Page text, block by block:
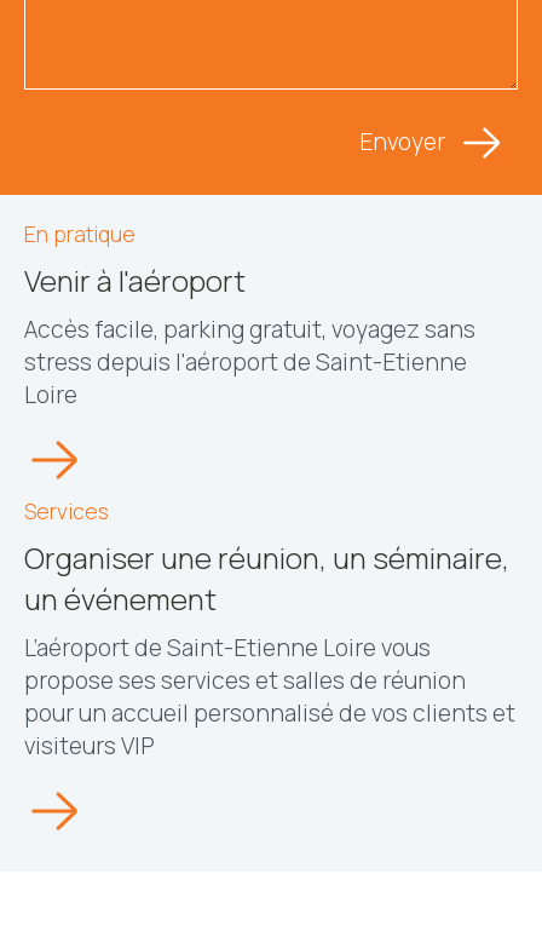
En pratique
Venir à l'aéroport
Accès facile, parking gratuit, voyagez sans
stress depuis l'aéroport de Saint-Etienne
Loire
Services
Organiser une réunion, un séminaire,
un événement
L’aéroport de Saint-Etienne Loire vous
propose ses services et salles de réunion
pour un accueil personnalisé de vos clients et
visiteurs VIP